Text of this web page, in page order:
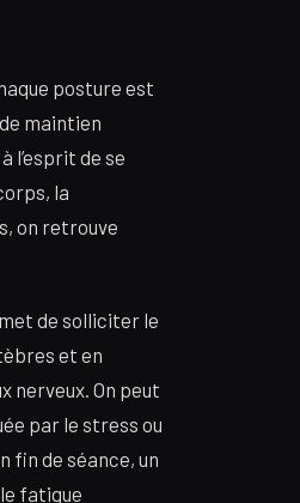
posture est
maintien
l’esprit de se
la
on retrouve
de solliciter le
et en
nerveux. On peut
par le stress ou
fin de séance, un
fatigue